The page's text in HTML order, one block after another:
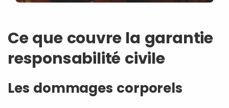
Ce que couvre la garantie
responsabilité civile
Les dommages corporels